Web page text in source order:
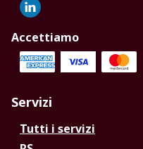
Accettiamo
Servizi
Tutti i servizi